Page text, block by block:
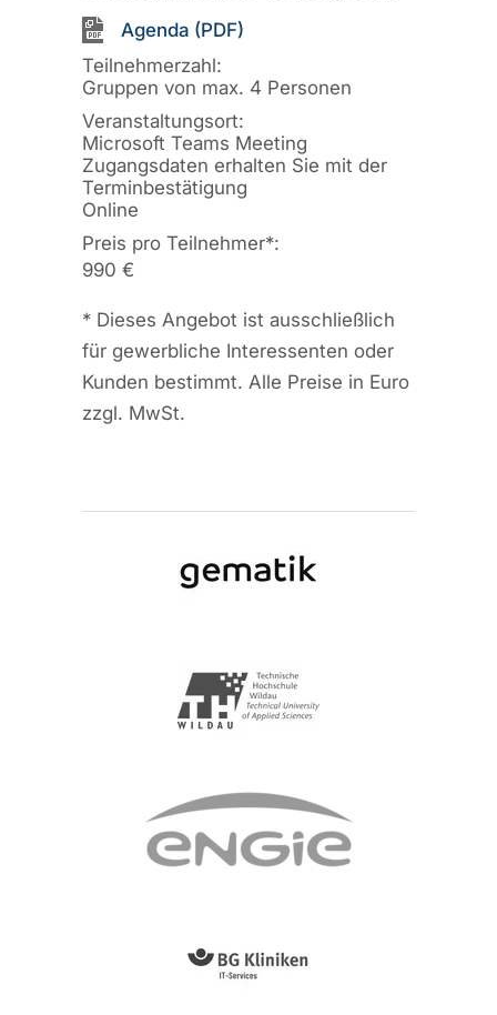
Agenda (PDF)
Teilnehmerzahl:
Gruppen von max. 4 Personen
Veranstaltungsort:
Microsoft Teams Meeting
Zugangsdaten erhalten Sie mit der
Terminbestätigung
Online
Preis pro Teilnehmer*:
990 €
* Dieses Angebot ist ausschließlich
für gewerbliche Interessenten oder
Kunden bestimmt. Alle Preise in Euro
zzgl. MwSt.